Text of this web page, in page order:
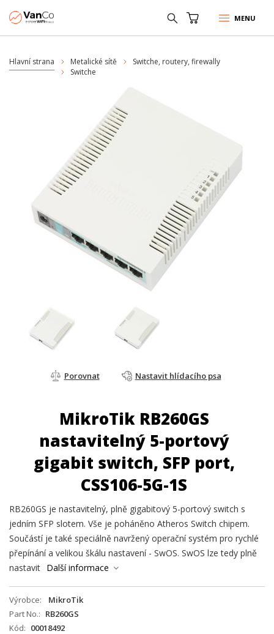
MENU
Hlavní strana Metalické sítě
Switche, routery, firewally
Switche
Porovnat Nastavit hlídacího psa
MikroTik RB260GS
nastavitelný 5-portový
gigabit switch, SFP port,
CSS106-5G-1S
RB260GS je nastavitelný, plně gigabitový 5-portový switch s
jedním SFP slotem. Vše je poháněno Atheros Switch chipem.
Součástí je také speciálně navržený operační systém pro rychlé
přepínání a velikou škálu nastavení - SwOS. SwOS lze tedy plně
nastavit Další informace
Výrobce
MikroTik
Part No.
RB260GS
Kód
00018492